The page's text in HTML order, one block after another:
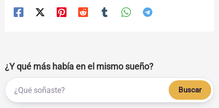
¿Y qué más había en el mismo sueño?
Buscar